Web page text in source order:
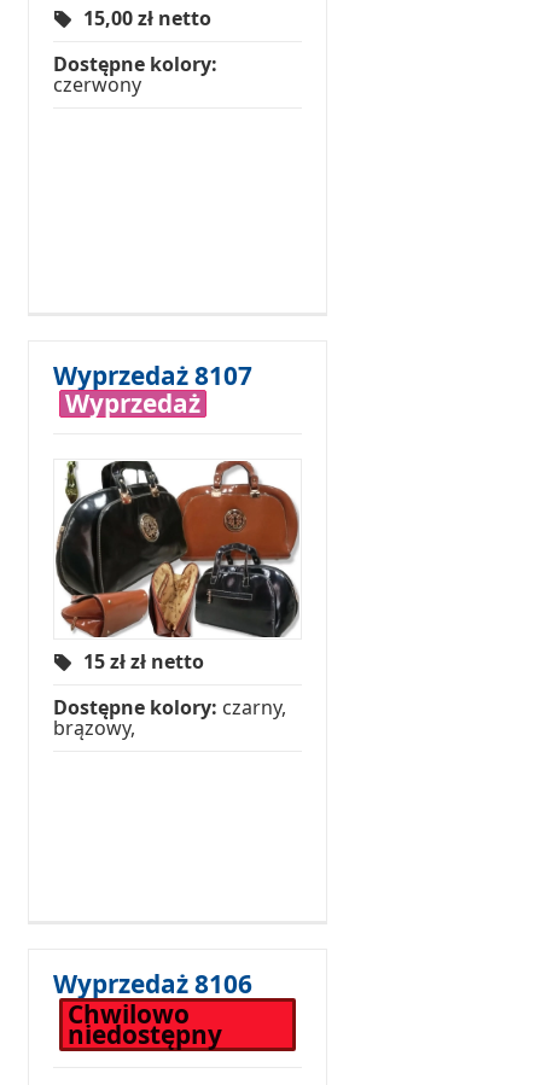
15,00zł netto
Dostępne kolory:
czerwony
Wyprzedaż 8107
Wyprzedaż
15 złzł netto
Dostępne kolory: czarny,
brązowy,
Wyprzedaż 8106
Chwilowo
niedostępny